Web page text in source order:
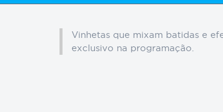
Vinhetas que mixam batidas e
exclusivo na programação.